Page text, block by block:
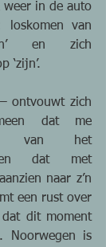
in de auto
van
en zich
‘zijn’.
ontvouwt zich
dat me
van het
dat met
naar z’n
een rust over
dit moment
Noorwegen is